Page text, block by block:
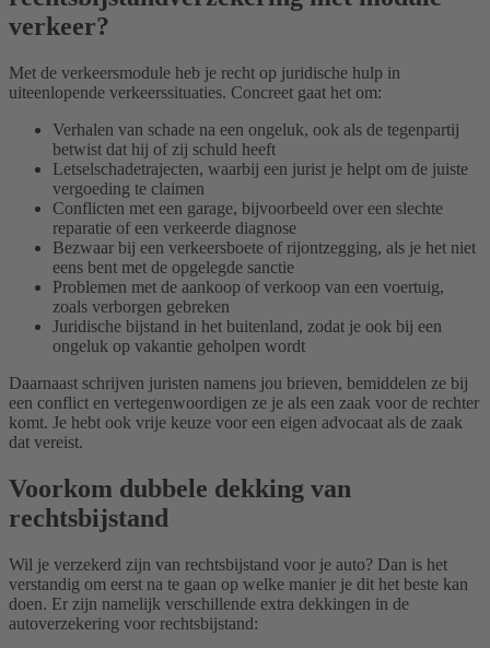
verkeer?
Met de verkeersmodule heb je recht op juridische hulp in
uiteenlopende verkeerssituaties. Concreet gaat het om:
Verhalen van schade na een ongeluk, ook als de tegenpartij
betwist dat hij of zij schuld heeft
Letselschadetrajecten, waarbij een jurist je helpt om de juiste
vergoeding te claimen
Conflicten met een garage, bijvoorbeeld over een slechte
reparatie of een verkeerde diagnose
Bezwaar bij een verkeersboete of rijontzegging, als je het niet
eens bent met de opgelegde sanctie
Problemen met de aankoop of verkoop van een voertuig,
zoals verborgen gebreken
Juridische bijstand in het buitenland, zodat je ook bij een
ongeluk op vakantie geholpen wordt
Daarnaast schrijven juristen namens jou brieven, bemiddelen ze bij
een conflict en vertegenwoordigen ze je als een zaak voor de rechter
komt. Je hebt ook vrije keuze voor een eigen advocaat als de zaak
dat vereist.
Voorkom dubbele dekking van
rechtsbijstand
Wil je verzekerd zijn van rechtsbijstand voor je auto? Dan is het
verstandig om eerst na te gaan op welke manier je dit het beste kan
doen. Er zijn namelijk verschillende extra dekkingen in de
autoverzekering voor rechtsbijstand: